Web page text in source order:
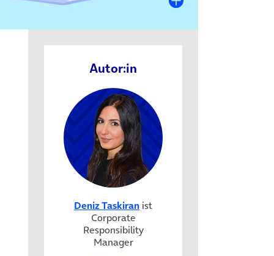
Autor:in
Deniz Taskiran ist
Corporate
Responsibility
Manager